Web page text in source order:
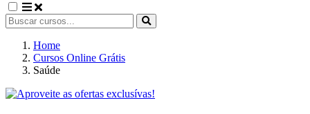
Home
Cursos Online Grátis
Saúde